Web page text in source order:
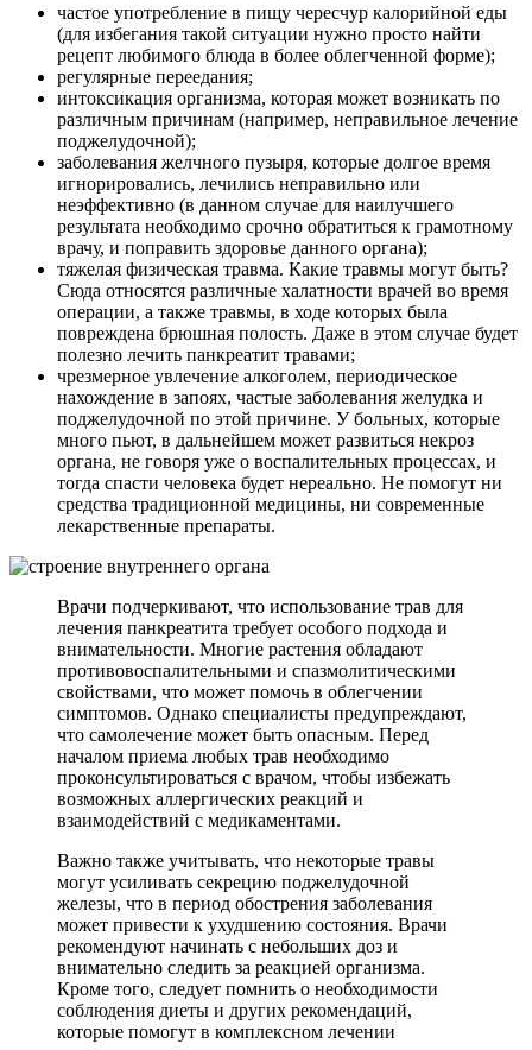
частое употребление в пищу чересчур калорийной еды
(для избегания такой ситуации нужно просто найти
рецепт любимого блюда в более облегченной форме);
регулярные переедания;
интоксикация организма, которая может возникать по
различным причинам (например, неправильное лечение
поджелудочной);
заболевания желчного пузыря, которые долгое время
игнорировались, лечились неправильно или
неэффективно (в данном случае для наилучшего
результата необходимо срочно обратиться к грамотному
врачу, и поправить здоровье данного органа);
тяжелая физическая травма. Какие травмы могут быть?
Сюда относятся различные халатности врачей во время
операции, а также травмы, в ходе которых была
повреждена брюшная полость. Даже в этом случае будет
полезно лечить панкреатит травами;
чрезмерное увлечение алкоголем, периодическое
нахождение в запоях, частые заболевания желудка и
поджелудочной по этой причине. У больных, которые
много пьют, в дальнейшем может развиться некроз
органа, не говоря уже о воспалительных процессах, и
тогда спасти человека будет нереально. Не помогут ни
средства традиционной медицины, ни современные
лекарственные препараты.
Врачи подчеркивают, что использование трав для
лечения панкреатита требует особого подхода и
внимательности. Многие растения обладают
противовоспалительными и спазмолитическими
свойствами, что может помочь в облегчении
симптомов. Однако специалисты предупреждают,
что самолечение может быть опасным. Перед
началом приема любых трав необходимо
проконсультироваться с врачом, чтобы избежать
возможных аллергических реакций и
взаимодействий с медикаментами.
Важно также учитывать, что некоторые травы
могут усиливать секрецию поджелудочной
железы, что в период обострения заболевания
может привести к ухудшению состояния. Врачи
рекомендуют начинать с небольших доз и
внимательно следить за реакцией организма.
Кроме того, следует помнить о необходимости
соблюдения диеты и других рекомендаций,
которые помогут в комплексном лечении